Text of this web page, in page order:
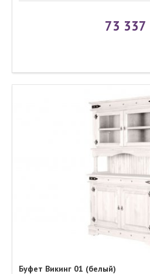
73 337
Буфет Викинг 01 (белый)